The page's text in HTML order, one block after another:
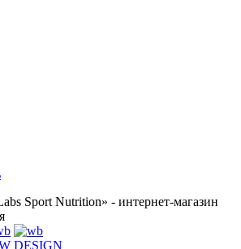
Sport Nutrition» - интернет-магазин
DESIGN